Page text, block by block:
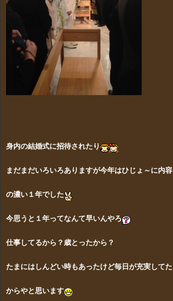
身内の結婚式に招待されたり
まだまだいろいろありますが今年はひじょ～に内容
の濃い１年でした
今思うと１年ってなんて早いんやろ
仕事してるから？歳とったから？
たまにはしんどい時もあったけど毎日が充実してた
からやと思います